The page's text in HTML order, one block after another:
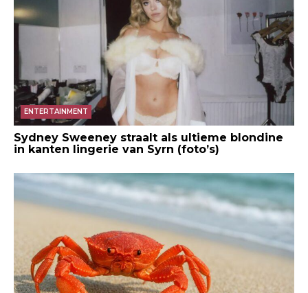
ENTERTAINMENT
Sydney Sweeney straalt als ultieme blondine
in kanten lingerie van Syrn (foto’s)